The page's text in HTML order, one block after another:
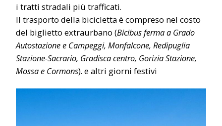
i tratti stradali più trafficati.
Il trasporto della bicicletta è compreso nel costo
del biglietto extraurbano (Bicibus ferma a Grado
Autostazione e Campeggi, Monfalcone, Redipuglia
Stazione-Sacrario, Gradisca centro, Gorizia Stazione,
Mossa e Cormons). e altri giorni festivi